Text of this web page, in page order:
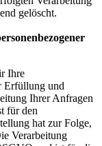
gelöscht.
Ihre
Erfüllung und
Ihrer Anfragen
für den
hat zur Folge,
Verarbeitung